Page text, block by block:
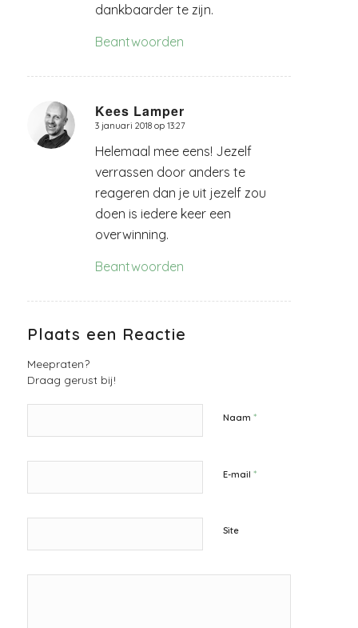
dankbaarder te zijn.
Beantwoorden
Kees Lamper
zegt:
3 januari 2018 op 13:27
Helemaal mee eens! Jezelf
verrassen door anders te
reageren dan je uit jezelf zou
doen is iedere keer een
overwinning.
Beantwoorden
Plaats een Reactie
Meepraten?
Draag gerust bij!
Naam *
E-mail *
Site